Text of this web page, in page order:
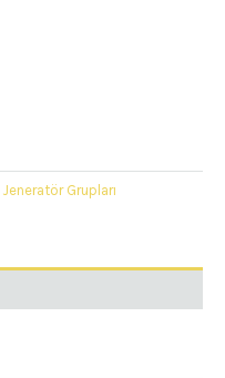
Jeneratör Grupları